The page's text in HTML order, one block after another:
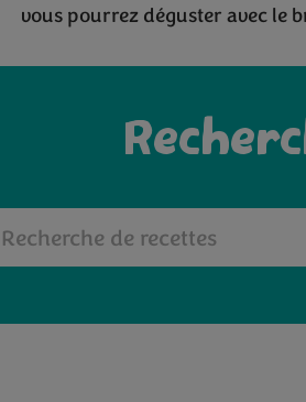
vous pourrez déguster avec le